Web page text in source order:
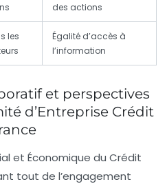
des actions
les
Égalité d’accès à
l’information
et perspectives
d’Entreprise Crédit
et Économique du Crédit
tout de l’engagement